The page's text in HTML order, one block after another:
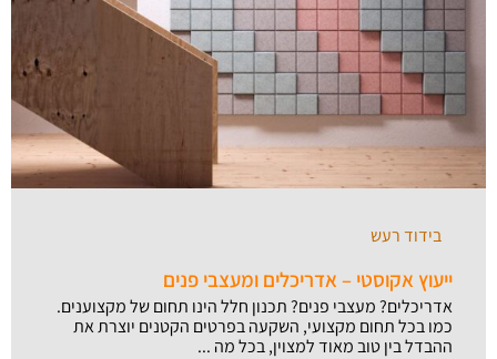
בידוד רעש
ייעוץ אקוסטי – אדריכלים ומעצבי פנים
אדריכלים? מעצבי פנים? תכנון חלל הינו תחום של מקצוענים.
כמו בכל תחום מקצועי, השקעה בפרטים הקטנים יוצרת את
ההבדל בין טוב מאוד למצוין, בכל מה ...